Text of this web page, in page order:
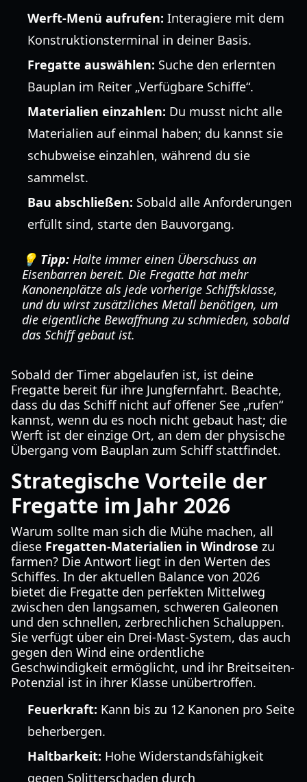
Werft-Menü aufrufen: Interagiere mit dem
Konstruktionsterminal in deiner Basis.
Fregatte auswählen: Suche den erlernten
Bauplan im Reiter „Verfügbare Schiffe“.
Materialien einzahlen: Du musst nicht alle
Materialien auf einmal haben; du kannst sie
schubweise einzahlen, während du sie
sammelst.
Bau abschließen: Sobald alle Anforderungen
erfüllt sind, starte den Bauvorgang.
💡 Tipp: Halte immer einen Überschuss an
Eisenbarren bereit. Die Fregatte hat mehr
Kanonenplätze als jede vorherige Schiffsklasse,
und du wirst zusätzliches Metall benötigen, um
die eigentliche Bewaffnung zu schmieden, sobald
das Schiff gebaut ist.
Sobald der Timer abgelaufen ist, ist deine
Fregatte bereit für ihre Jungfernfahrt. Beachte,
dass du das Schiff nicht auf offener See „rufen“
kannst, wenn du es noch nicht gebaut hast; die
Werft ist der einzige Ort, an dem der physische
Übergang vom Bauplan zum Schiff stattfindet.
Strategische Vorteile der
Fregatte im Jahr 2026
Warum sollte man sich die Mühe machen, all
diese Fregatten-Materialien in Windrose zu
farmen? Die Antwort liegt in den Werten des
Schiffes. In der aktuellen Balance von 2026
bietet die Fregatte den perfekten Mittelweg
zwischen den langsamen, schweren Galeonen
und den schnellen, zerbrechlichen Schaluppen.
Sie verfügt über ein Drei-Mast-System, das auch
gegen den Wind eine ordentliche
Geschwindigkeit ermöglicht, und ihr Breitseiten-
Potenzial ist in ihrer Klasse unübertroffen.
Feuerkraft: Kann bis zu 12 Kanonen pro Seite
beherbergen.
Haltbarkeit: Hohe Widerstandsfähigkeit
gegen Splitterschaden durch